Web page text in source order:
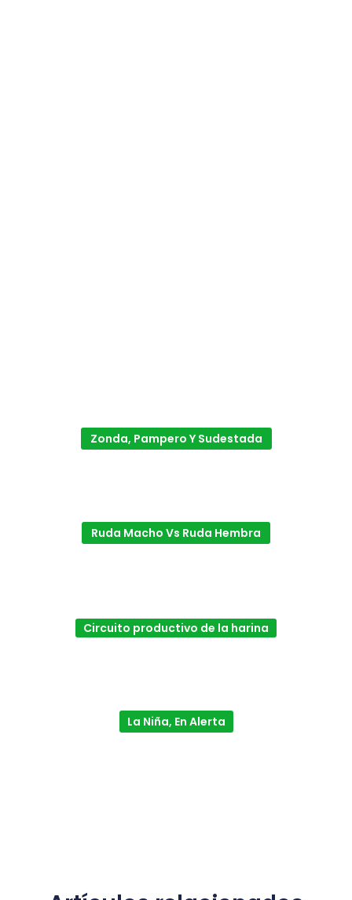
Zonda, Pampero Y Sudestada
Ruda Macho Vs Ruda Hembra
Circuito productivo de la harina
La Niña, En Alerta